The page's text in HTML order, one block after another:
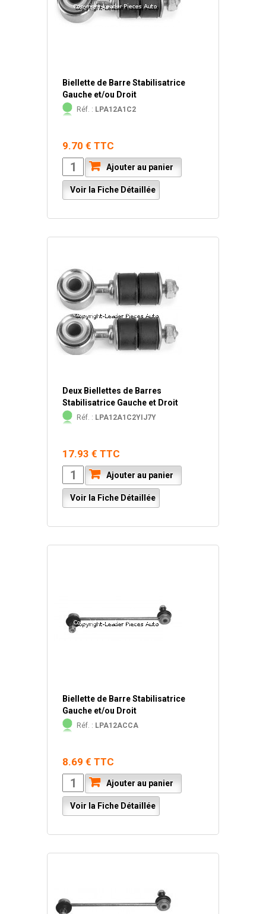
Biellette de Barre Stabilisatrice
Gauche et/ou Droit
Réf. : LPA12A1C2
9.70 € TTC
Ajouter au panier
Voir la Fiche Détaillée
Deux Biellettes de Barres
Stabilisatrice Gauche et Droit
Réf. : LPA12A1C2YIJ7Y
17.93 € TTC
Ajouter au panier
Voir la Fiche Détaillée
Biellette de Barre Stabilisatrice
Gauche et/ou Droit
Réf. : LPA12ACCA
8.69 € TTC
Ajouter au panier
Voir la Fiche Détaillée